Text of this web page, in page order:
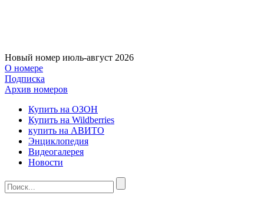
Новый номер июль-август 2026
О номере
Подписка
Архив номеров
Купить на ОЗОН
Купить на Wildberries
купить на АВИТО
Энциклопедия
Видеогалерея
Новости